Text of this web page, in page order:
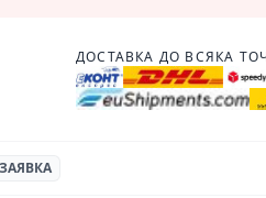
ДОСТАВКА ДО ВСЯКА